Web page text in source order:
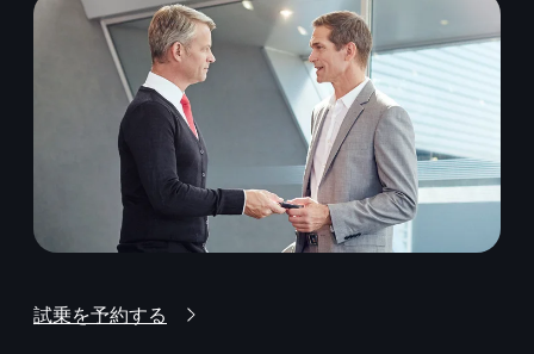
試乗を予約する